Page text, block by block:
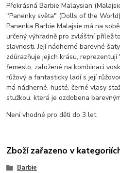
Překrásná Barbie Malaysian
"Panenky světa" (Dolls of the
Panenka Barbie Malajsie má na
určený výhradně pro zvláštní
slavnosti. Její nádherné barevné
zdůrazňuje jejich krásu,
řemeslo, založené na kombinaci
růžový a fantasticky ladí s její
má nádherné, husté, černé vlasy
stužkou, která je ozdobena
Není vhodné pro děti do 3 let.
Zboží zařazeno v
Barbie